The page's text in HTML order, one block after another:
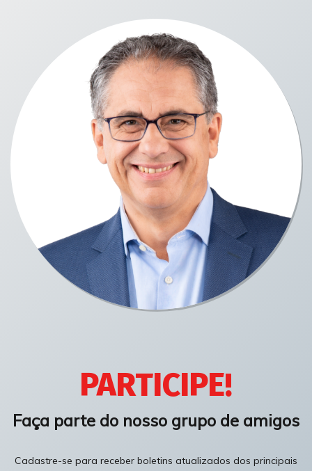
PARTICIPE!
Faça parte do nosso grupo de amigos
Cadastre-se para receber boletins atualizados dos principais